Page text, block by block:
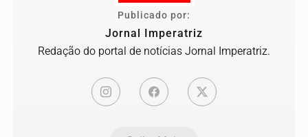
Publicado por:
Jornal Imperatriz
Redação do portal de notícias Jornal Imperatriz.